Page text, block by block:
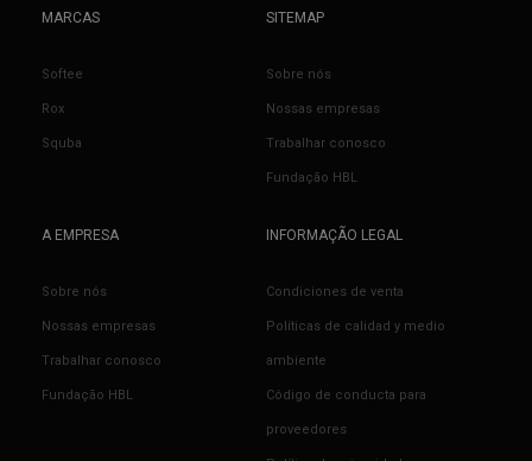
MARCAS
Softee
Rox
Squba
SITEMAP
Sobre nós
Nossas empresas
Trabalhar conosco
Fundação HBL
A EMPRESA
Sobre nós
Nossas empresas
Trabalhar conosco
Fundação HBL
INFORMAÇÃO LEGAL
Condiciones de venta
Políticas de calidad y medio
ambiente
Código de conducta para
proveedores